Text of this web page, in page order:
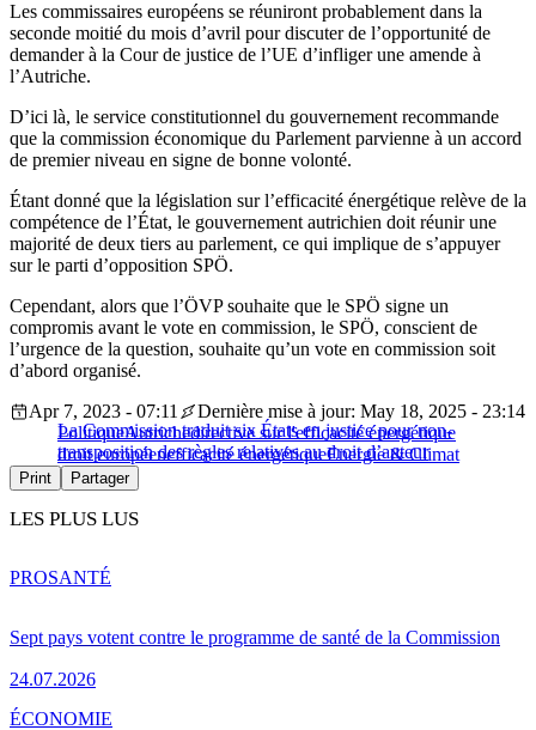
Les commissaires européens se réuniront probablement dans la
seconde moitié du mois d’avril pour discuter de l’opportunité de
demander à la Cour de justice de l’UE d’infliger une amende à
l’Autriche.
D’ici là, le service constitutionnel du gouvernement recommande
que la commission économique du Parlement parvienne à un accord
de premier niveau en signe de bonne volonté.
Étant donné que la législation sur l’efficacité énergétique relève de la
compétence de l’État, le gouvernement autrichien doit réunir une
majorité de deux tiers au parlement, ce qui implique de s’appuyer
sur le parti d’opposition SPÖ.
Cependant, alors que l’ÖVP souhaite que le SPÖ signe un
compromis avant le vote en commission, le SPÖ, conscient de
l’urgence de la question, souhaite qu’un vote en commission soit
d’abord organisé.
La Commission traduit six États en justice pour non-
transposition des règles relatives au droit d’auteur
Apr 7, 2023 - 07:11
Dernière mise à jour: May 18, 2025 - 23:14
PolitiqueAutrichedirective sur l'efficacité énergétique
droit européenefficacité énergétiqueEnergie & Climat
Print Partager
LES PLUS LUS
Sept pays votent contre le programme de santé de la Commission
24.07.2026
PROSANTÉ
ÉCONOMIE